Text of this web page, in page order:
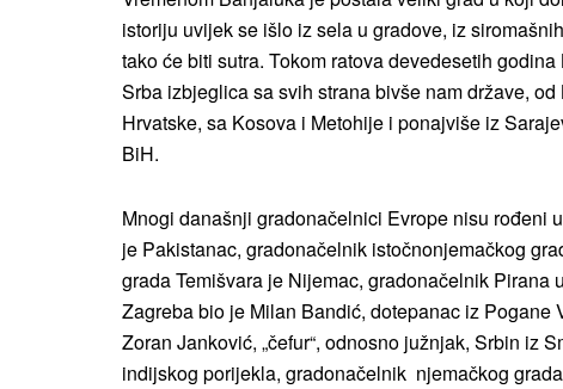
istoriju uvijek se išlo iz sela u gradove, iz
tako će biti sutra. Tokom ratova devedesetih
Srba izbjeglica sa svih strana bivše nam države,
Hrvatske, sa Kosova i Metohije i ponajviše iz
BiH.
Mnogi današnji gradonačelnici Evrope nisu rođeni
je Pakistanac, gradonačelnik istočnonjemačkog
grada Temišvara je Nijemac, gradonačelnik
Zagreba bio je Milan Bandić, dotepanac iz
Zoran Janković, „čefur“, odnosno južnjak, Srbin iz
indijskog porijekla, gradonačelnik njemačkog